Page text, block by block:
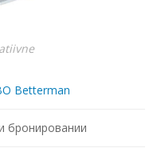
Betterman
бронировании